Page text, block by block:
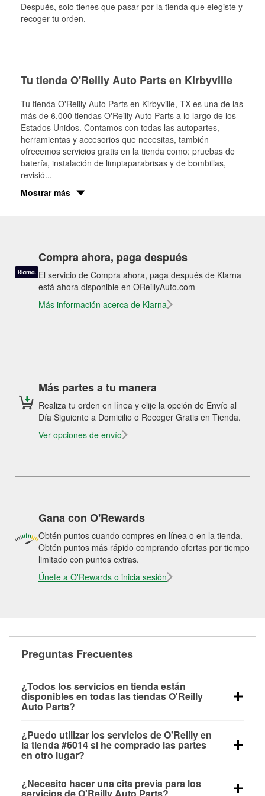
Después, solo tienes que pasar por la tienda que elegiste y
recoger tu orden.
Tu tienda O'Reilly Auto Parts en Kirbyville
Tu tienda O'Reilly Auto Parts en Kirbyville, TX es una de las
más de 6,000 tiendas O'Reilly Auto Parts a lo largo de los
Estados Unidos. Contamos con todas las autopartes,
herramientas y accesorios que necesitas, también
ofrecemos servicios gratis en la tienda como: pruebas de
batería, instalación de limpiaparabrisas y de bombillas,
revisió...
Mostrar más
Compra ahora, paga después
El servicio de Compra ahora, paga después de Klarna
está ahora disponible en OReillyAuto.com
Más información acerca de Klarna
Más partes a tu manera
Realiza tu orden en línea y elije la opción de Envío al
Día Siguiente a Domicilio o Recoger Gratis en Tienda.
Ver opciones de envío
Gana con O'Rewards
Obtén puntos cuando compres en línea o en la tienda.
Obtén puntos más rápido comprando ofertas por tiempo
limitado con puntos extras.
Únete a O'Rewards o inicia sesión
Preguntas Frecuentes
¿Todos los servicios en tienda están
disponibles en todas las tiendas O'Reilly
Auto Parts?
las pruebas de batería, pruebas de alternador y
motor de arranque, revisión de la luz “Check Engine”
con O'Reilly VeriScan® e instalación de
limpiaparabrisas o bombillas, están disponibles en
todas las tiendas O'Reilly Auto Parts. La tienda
¿Puedo utilizar los servicios de O'Reilly en
la tienda #6014 si he comprado las partes
en otro lugar?
de O'Reilly Auto Parts que estén disponibles en la
¿Necesito hacer una cita previa para los